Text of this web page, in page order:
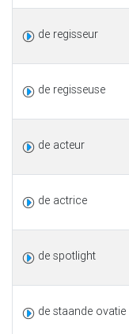
de regisseur
de regisseuse
de acteur
de actrice
de spotlight
de staande ovatie